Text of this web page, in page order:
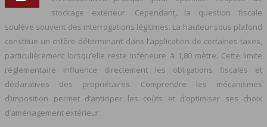
stockage extérieur. Cependant, la question fiscale
soulève souvent des interrogations légitimes. La hauteur sous plafond
constitue un critère déterminant dans l’application de certaines taxes,
particulièrement lorsqu’elle reste inférieure à 1,80 mètre. Cette limite
réglementaire influence directement les obligations fiscales et
déclaratives des propriétaires. Comprendre les mécanismes
d’imposition permet d’anticiper les coûts et d’optimiser ses choix
d’aménagement extérieur.